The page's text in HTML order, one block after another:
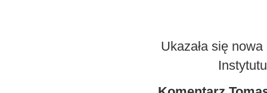
Ukazała się